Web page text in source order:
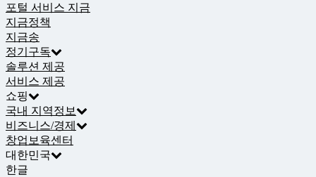
포털 서비스 지금
지금정책
지금송
정기구독
솔루션 제공
서비스 제공
쇼핑
국내 지역정보
비즈니스/경제
창업보육센터
대한민국
한글